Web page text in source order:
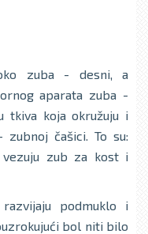
zuba - desni, a
aparata zuba -
tkiva koja okružuju i
čašici. To su:
vezuju zub za kost i
podmuklo i
bol niti bilo